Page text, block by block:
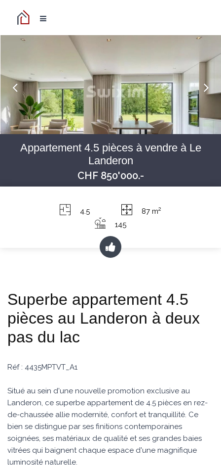
Appartement 4.5 pièces à vendre à Le
Landeron
CHF 850'000.-
4.5 87 m2
145
Superbe appartement 4.5
pièces au Landeron à deux
pas du lac
Réf : 4435MPTVT_A1
Situé au sein d'une nouvelle promotion exclusive au
Landeron, ce superbe appartement de 4.5 pièces en rez-
de-chaussée allie modernité, confort et tranquillité. Ce
bien se distingue par ses finitions contemporaines
soignées, ses matériaux de qualité et ses grandes baies
vitrées qui baignent chaque espace d'une magnifique
luminosité naturelle.